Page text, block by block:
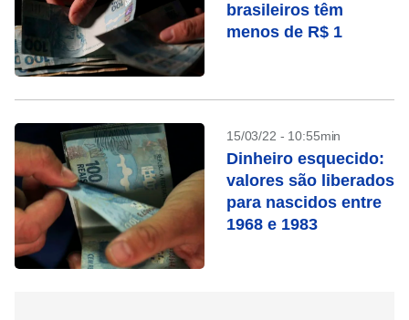
brasileiros têm
menos de R$ 1
15/03/22 - 10:55min
Dinheiro esquecido:
valores são liberados
para nascidos entre
1968 e 1983